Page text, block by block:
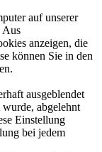
auf unserer
Aus
anzeigen, die
können Sie in den
ausgeblendet
abgelehnt
Einstellung
bei jedem